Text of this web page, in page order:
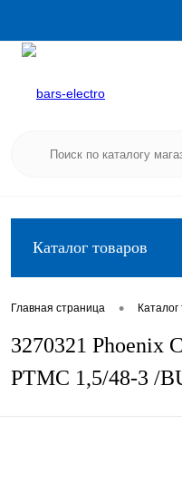
Каталог товаров
Главная страница •
3270321 Phoenix
PTMC 1,5/48-3 /